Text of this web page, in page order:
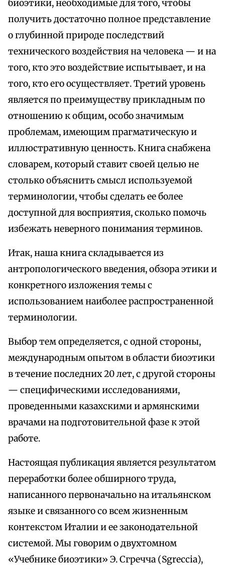
биоэтики, необходимые для того, чтобы
получить достаточно полное представление
о глубинной природе последствий
технического воздействия на человека — и на
того, кто это воздействие испытывает, и на
того, кто его осуществляет. Третий уровень
является по преимуществу прикладным по
отношению к общим, особо значимым
проблемам, имеющим прагматическую и
иллюстративную ценность. Книга снабжена
словарем, который ставит своей целью не
столько объяснить смысл используемой
терминологии, чтобы сделать ее более
доступной для восприятия, сколько помочь
избежать неверного понимания терминов.
Итак, наша книга складывается из
антропологического введения, обзора этики и
конкретного изложения темы с
использованием наиболее распространенной
терминологии.
Выбор тем определяется, с одной стороны,
международным опытом в области биоэтики
в течение последних 20 лет, с другой стороны
— специфическими исследованиями,
проведенными казахскими и армянскими
врачами на подготовительной фазе к этой
работе.
Настоящая публикация является результатом
переработки более обширного труда,
написанного первоначально на итальянском
языке и связанного со всем жизненным
контекстом Италии и ее законодательной
системой. Мы говорим о двухтомном
«Учебнике биоэтики» Э. Сгречча (Sgreccia),